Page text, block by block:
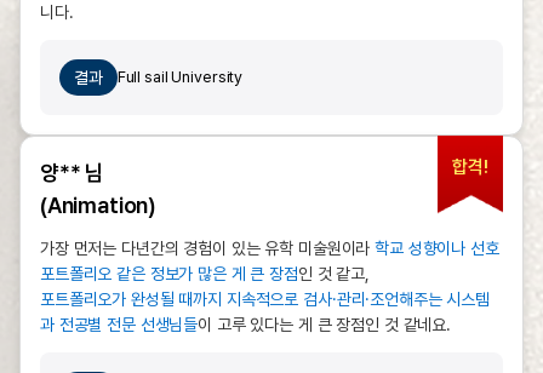
니다.
결과 Full sail University
양** 님
(Animation)
합격!
가장 먼저는 다년간의 경험이 있는 유학 미술원이라 학교 성향이나 선호
포트폴리오 같은 정보가 많은 게 큰 장점인 것 같고,
포트폴리오가 완성될 때까지 지속적으로 검사·관리·조언해주는 시스템
과 전공별 전문 선생님들이 고루 있다는 게 큰 장점인 것 같네요.